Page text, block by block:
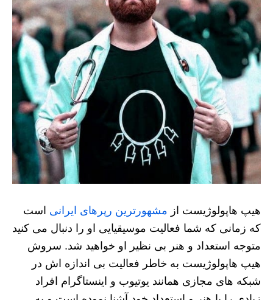
هیپ هاپولوژیست از مشهورترین رپرهای ایرانی است
که زمانی که شما فعالیت موسیقیایی او را دنبال می کنید
متوجه استعداد و هنر بی نظیر او خواهید شد. سروش
هیپ هاپولوژیست به خاطر فعالیت بی‌ اندازه اش در
شبکه های مجازی همانند یوتیوب و اینستاگرام افراد